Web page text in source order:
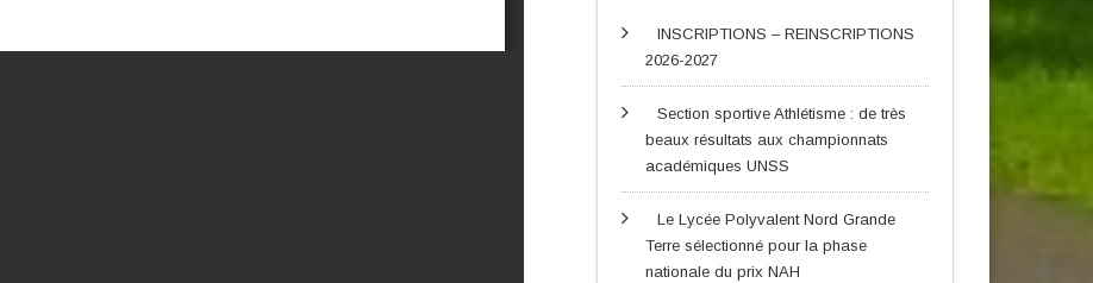
INSCRIPTIONS – REINSCRIPTIONS
2026-2027
Section sportive Athlétisme : de très
beaux résultats aux championnats
académiques UNSS
Le Lycée Polyvalent Nord Grande
Terre sélectionné pour la phase
nationale du prix NAH